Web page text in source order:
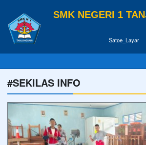
SMK NEGERI 1
Satoe_Layar
#SEKILAS INFO